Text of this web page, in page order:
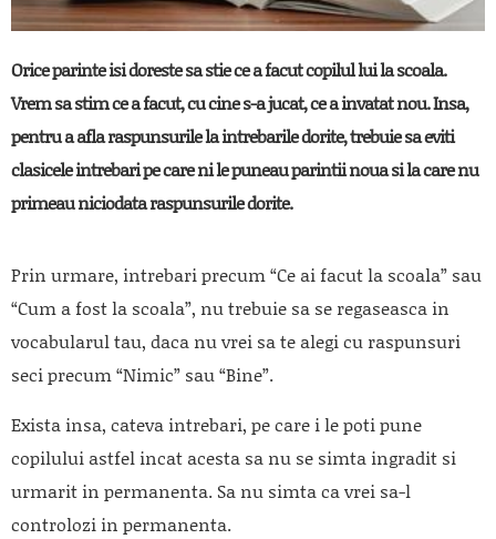
Orice parinte isi doreste sa stie ce a facut copilul lui la scoala.
Vrem sa stim ce a facut, cu cine s-a jucat, ce a invatat nou. Insa,
pentru a afla raspunsurile la intrebarile dorite, trebuie sa eviti
clasicele intrebari pe care ni le puneau parintii noua si la care nu
primeau niciodata raspunsurile dorite.
Prin urmare, intrebari precum “Ce ai facut la scoala” sau
“Cum a fost la scoala”, nu trebuie sa se regaseasca in
vocabularul tau, daca nu vrei sa te alegi cu raspunsuri
seci precum “Nimic” sau “Bine”.
Exista insa, cateva intrebari, pe care i le poti pune
copilului astfel incat acesta sa nu se simta ingradit si
urmarit in permanenta. Sa nu simta ca vrei sa-l
controlozi in permanenta.